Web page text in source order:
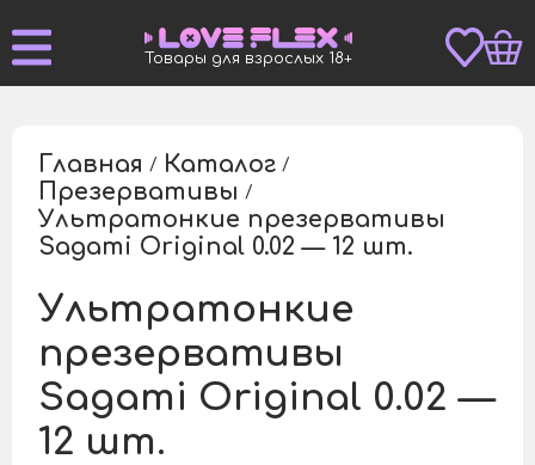
Товары для взрослых 18+
Главная / Каталог /
Презервативы /
Ультратонкие презервативы
Sagami Original 0.02 — 12 шт.
Ультратонкие
презервативы
Sagami Original 0.02 —
12 шт.